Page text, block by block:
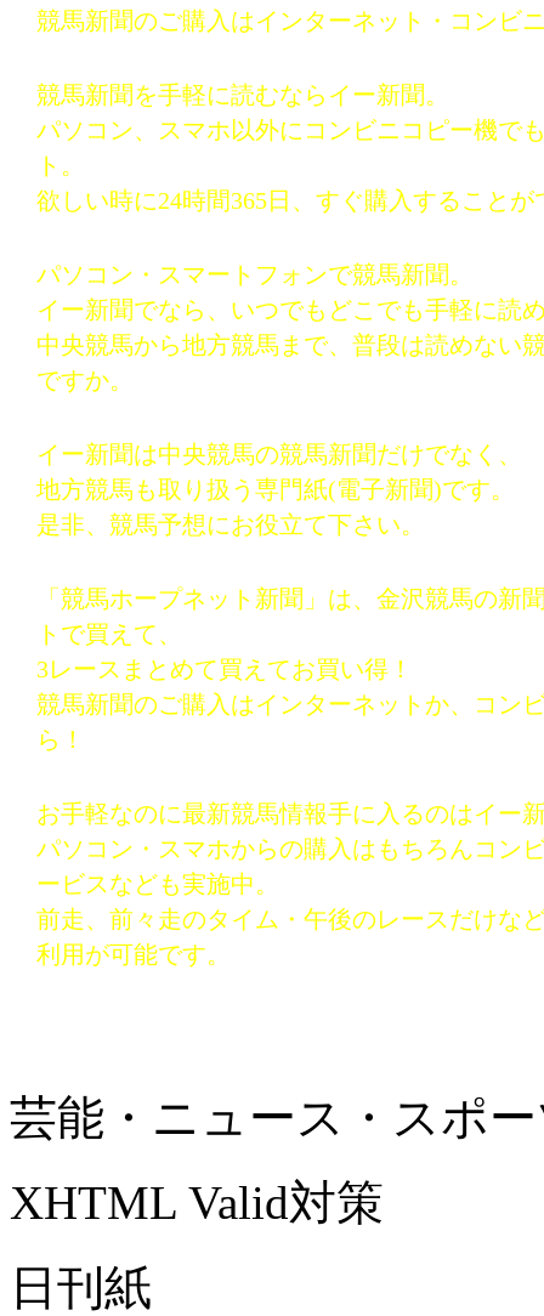
競馬新聞のご購入はインターネット・コンビ
競馬新聞を手軽に読むならイー新聞。
パソコン、スマホ以外にコンビニコピー機で
ト。
欲しい時に24時間365日、すぐ購入することが
パソコン・スマートフォンで競馬新聞。
イー新聞でなら、いつでもどこでも手軽に読
中央競馬から地方競馬まで、普段は読めない
ですか。
イー新聞は中央競馬の競馬新聞だけでなく、
地方競馬も取り扱う専門紙(電子新聞)です。
是非、競馬予想にお役立て下さい。
「競馬ホープネット新聞」は、金沢競馬の新
トで買えて、
3レースまとめて買えてお買い得！
競馬新聞のご購入はインターネットか、コン
ら！
お手軽なのに最新競馬情報手に入るのはイー
パソコン・スマホからの購入はもちろんコン
ービスなども実施中。
前走、前々走のタイム・午後のレースだけな
利用が可能です。
芸能・ニュース・スポ
XHTML Valid対策
日刊紙